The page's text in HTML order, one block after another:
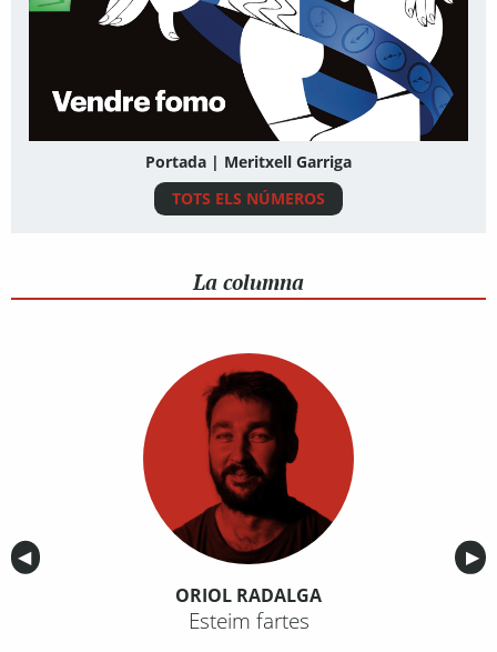
Portada | Meritxell Garriga
TOTS ELS NÚMEROS
La columna
Anterior
◀︎ ▶︎
ORIOL RADALGA
Esteim fartes